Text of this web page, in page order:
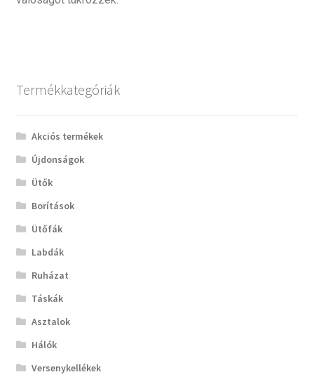
Termékkategóriák
Akciós termékek
Újdonságok
Ütők
Borítások
Ütőfák
Labdák
Ruházat
Táskák
Asztalok
Hálók
Versenykellékek